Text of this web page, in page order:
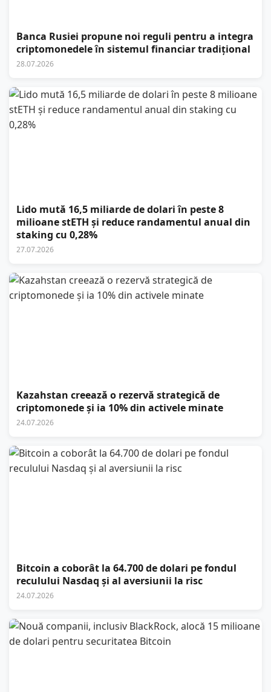
Banca Rusiei propune noi reguli pentru a integra
criptomonedele în sistemul financiar tradițional
28.07.2026
Lido mută 16,5 miliarde de dolari în peste 8
milioane stETH și reduce randamentul anual din
staking cu 0,28%
27.07.2026
Kazahstan creează o rezervă strategică de
criptomonede și ia 10% din activele minate
24.07.2026
Bitcoin a coborât la 64.700 de dolari pe fondul
reculului Nasdaq și al aversiunii la risc
24.07.2026